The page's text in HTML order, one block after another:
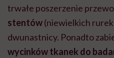
trwałe poszerzenie
stentów(niewielkich
dwunastnicy. Ponadto
wycinków tkanek do